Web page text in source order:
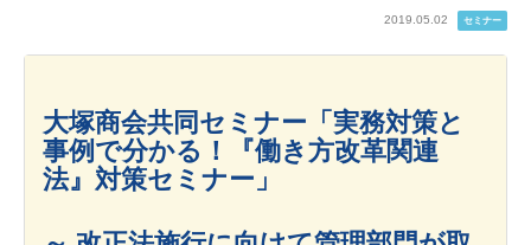
2019.05.02 セミナー
大塚商会共同セミナー「実務対策と
事例で分かる！『働き方改革関連
法』対策セミナー」